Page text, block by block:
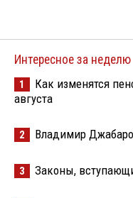
Интересное за неделю
1
Как изменятся
августа
2 Владимир
3 Законы,